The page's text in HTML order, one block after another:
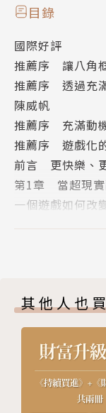
●哪些事物可以
遊、競技），舉
慣）、企業管理
才）、商業行為
升學習動機、增
●遊戲化為什麼
因為愛完是人的
強調人的感受、
人們逐漸理解
●遊戲化就是把
將流程硬塞進
有趣；遊戲化
正的取悅與著迷
目錄
國際好評
推薦序 讓八角
推薦序 透過充
陳威帆
推薦序 充滿動
推薦序 遊戲化
前言 更快樂、
第1章 當超現實
一個遊戲如何改
人本設計：比遊
第2章 遊戲化不
一則關於社群媒
對苦差事著迷
二手壽司不好吃
少了希臘士兵的
遊戲化的威脅與
其他人也